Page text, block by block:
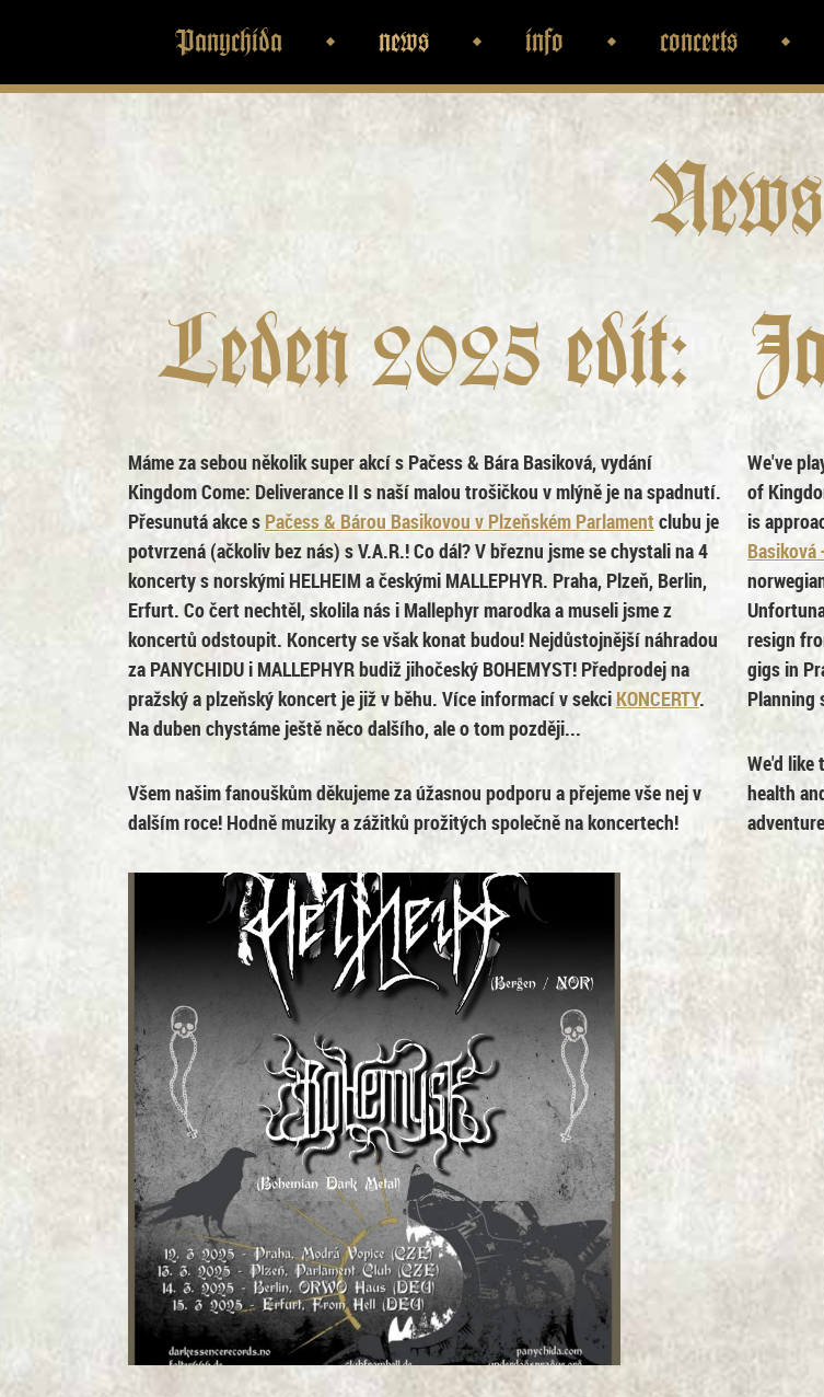
Panychida news info concerts
News
Leden 2025 edit:
Máme za sebou několik super akcí s Pačess & Bára Basiková, vydání
Kingdom Come: Deliverance II s naší malou trošičkou v mlýně je na spadnutí.
Přesunutá akce s Pačess & Bárou Basikovou v Plzeňském Parlamentclubu je
potvrzená (ačkoliv bez nás) s V.A.R.! Co dál? V březnu jsme se chystali na 4
koncerty s norskými HELHEIM a českými MALLEPHYR. Praha, Plzeň, Berlin,
Erfurt. Co čert nechtěl, skolila nás i Mallephyr marodka a museli jsme z
koncertů odstoupit. Koncerty se však konat budou! Nejdůstojnější náhradou
za PANYCHIDU i MALLEPHYR budiž jihočeský BOHEMYST! Předprodej na
pražský a plzeňský koncert je již v běhu. Více informací v sekci KONCERTY.
Na duben chystáme ještě něco dalšího, ale o tom později...
Všem našim fanouškům děkujeme za úžasnou podporu a přejeme vše nej v
dalším roce! Hodně muziky a zážitků prožitých společně na koncertech!
We've
of
is
Basiková
resign
gigs in
Planning
We'd
health